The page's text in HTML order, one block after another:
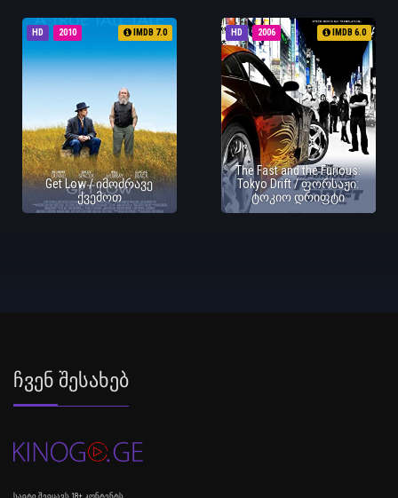
HD 2010 IMDB 7.0
Get Low / იმოძრავე
ქვემოთ
HD 2006 IMDB 6.0
The Fast and the Furious:
Tokyo Drift / ფორსაჟი:
ტოკიო დრიფტი
Ჩვენ Შესახებ